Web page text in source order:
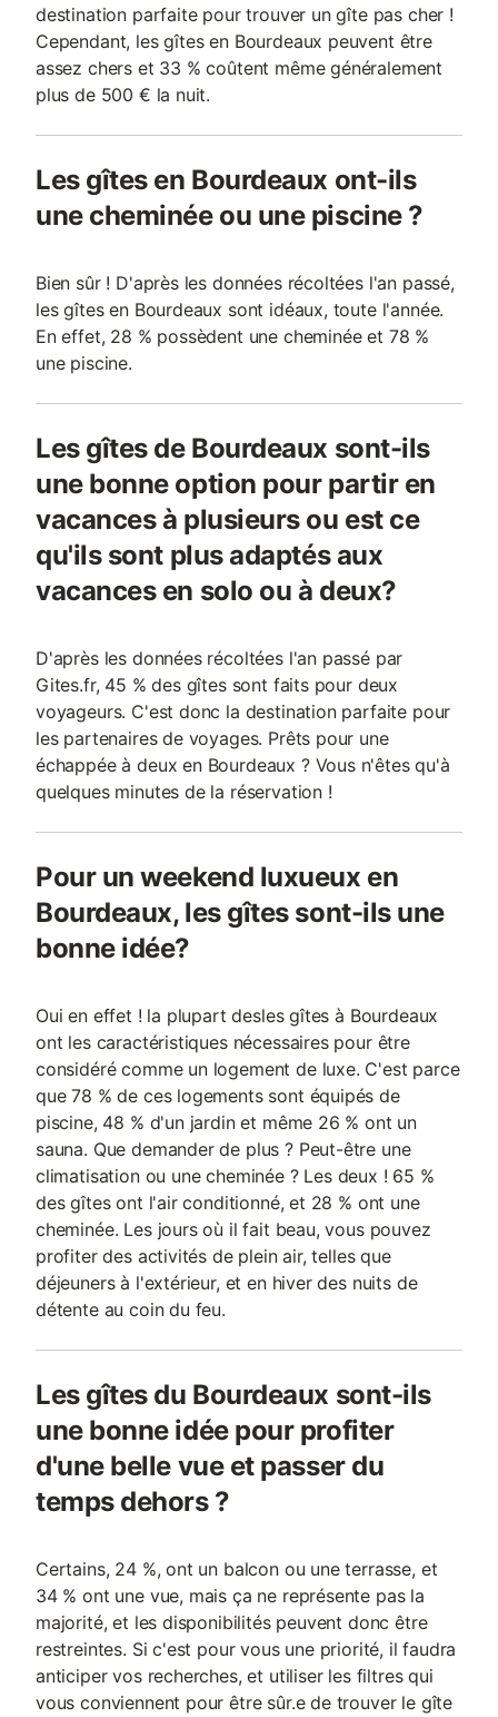
destination parfaite pour trouver un gîte pas cher !
Cependant, les gîtes en Bourdeaux peuvent être
assez chers et 33 % coûtent même généralement
plus de 500 € la nuit.
Les gîtes en Bourdeaux ont-ils
une cheminée ou une piscine ?
Bien sûr ! D'après les données récoltées l'an passé,
les gîtes en Bourdeaux sont idéaux, toute l'année.
En effet, 28 % possèdent une cheminée et 78 %
une piscine.
Les gîtes de Bourdeaux sont-ils
une bonne option pour partir en
vacances à plusieurs ou est ce
qu'ils sont plus adaptés aux
vacances en solo ou à deux?
D'après les données récoltées l'an passé par
Gites.fr, 45 % des gîtes sont faits pour deux
voyageurs. C'est donc la destination parfaite pour
les partenaires de voyages. Prêts pour une
échappée à deux en Bourdeaux ? Vous n'êtes qu'à
quelques minutes de la réservation !
Pour un weekend luxueux en
Bourdeaux, les gîtes sont-ils une
bonne idée?
Oui en effet ! la plupart desles gîtes à Bourdeaux
ont les caractéristiques nécessaires pour être
considéré comme un logement de luxe. C'est parce
que 78 % de ces logements sont équipés de
piscine, 48 % d'un jardin et même 26 % ont un
sauna. Que demander de plus ? Peut-être une
climatisation ou une cheminée ? Les deux ! 65 %
des gîtes ont l'air conditionné, et 28 % ont une
cheminée. Les jours où il fait beau, vous pouvez
profiter des activités de plein air, telles que
déjeuners à l'extérieur, et en hiver des nuits de
détente au coin du feu.
Les gîtes du Bourdeaux sont-ils
une bonne idée pour profiter
d'une belle vue et passer du
temps dehors ?
Certains, 24 %, ont un balcon ou une terrasse, et
34 % ont une vue, mais ça ne représente pas la
majorité, et les disponibilités peuvent donc être
restreintes. Si c'est pour vous une priorité, il faudra
anticiper vos recherches, et utiliser les filtres qui
vous conviennent pour être sûr.e de trouver le gîte